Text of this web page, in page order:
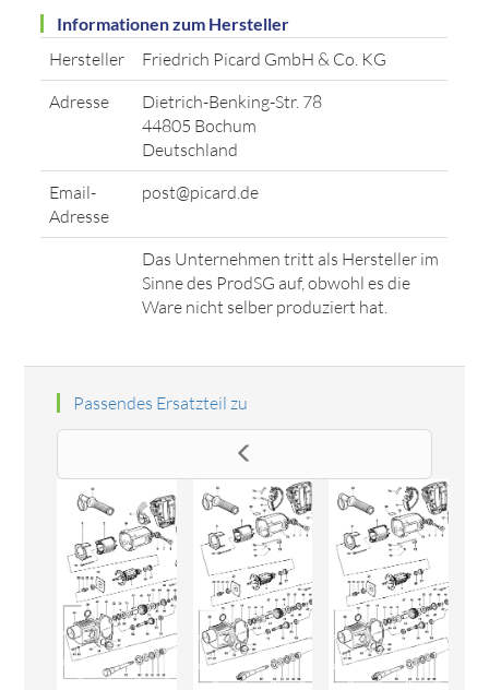
Informationen zum Hersteller
Hersteller
Friedrich Picard GmbH & Co. KG
Adresse
Dietrich-Benking-Str. 78
44805 Bochum
Deutschland
Email-
Adresse
post@picard.de
Das Unternehmen tritt als Hersteller im
Sinne des ProdSG auf, obwohl es die
Ware nicht selber produziert hat.
Passendes Ersatzteil zu